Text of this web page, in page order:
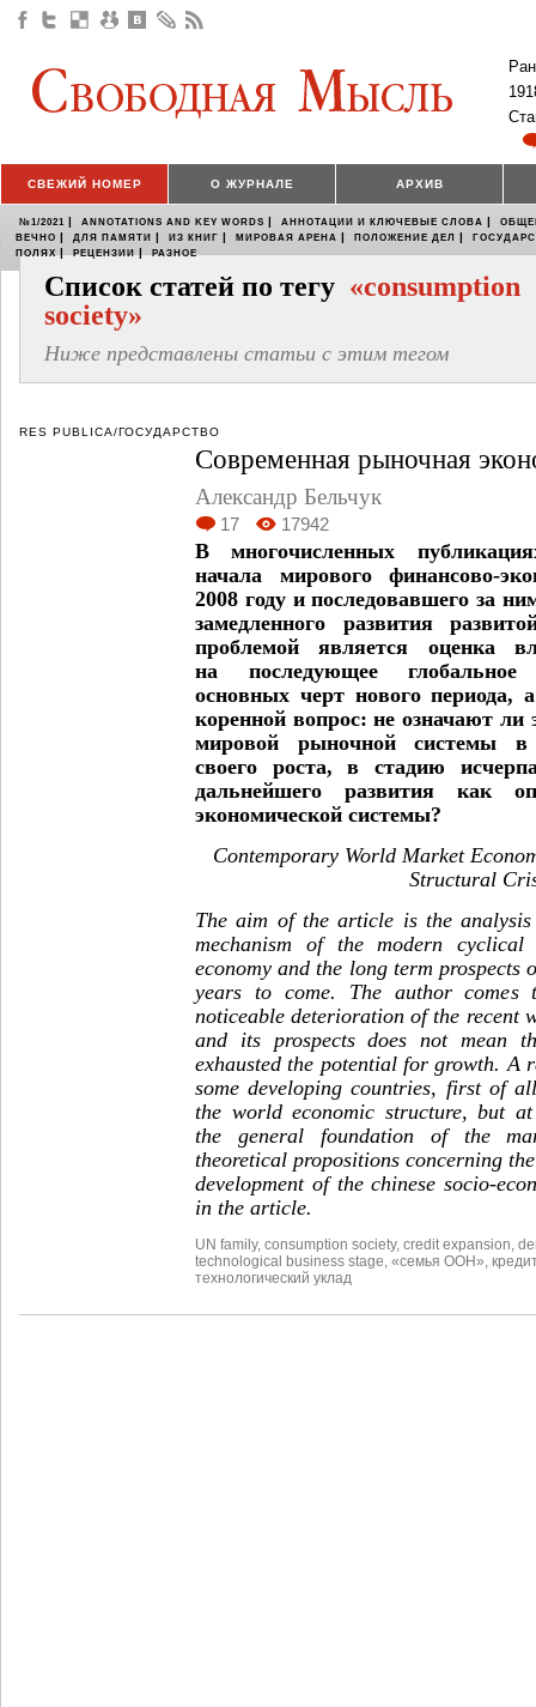
СВЕЖИЙ НОМЕР О ЖУРНАЛЕ АРХИВ
№1/2021 | ANNOTATIONS AND KEY WORDS | АННОТАЦИИ И КЛЮЧЕВЫЕ СЛОВА |
ВЕЧНО | ДЛЯ ПАМЯТИ | ИЗ КНИГ | МИРОВАЯ АРЕНА | ПОЛОЖЕНИЕ ДЕЛ |
ПОЛЯХ | РЕЦЕНЗИИ | РАЗНОЕ
Список статей по тегу «consumption
society»
Ниже представлены статьи с этим тегом
RES PUBLICA/ГОСУДАРСТВО
Современная рыночная
Александр Бельчук
17 17942
В многочисленных
начала мирового финансово-
2008 году и последовавшего за
замедленного развития
проблемой является оценка
на последующее
основных черт нового периода,
коренной вопрос: не означают ли
мировой рыночной системы
своего роста, в стадию
дальнейшего развития как
экономической системы?
Contemporary World Market
Structural
The aim of the article is the
mechanism of the modern cyclical
economy and the long term prospects
years to come. The author
noticeable deterioration of the recent
and its prospects does not mean
exhausted the potential for growth. A
some developing countries, first of
the world economic structure, but
the general foundation of the
theoretical propositions concerning
development of the chinese socio-
in the article.
UN family, consumption society, credit expansion
technological business stage «семья ООН»
технологический уклад